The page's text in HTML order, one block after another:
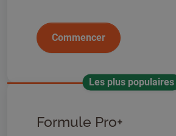
Commencer
Formule Pro+
Les plus populaires